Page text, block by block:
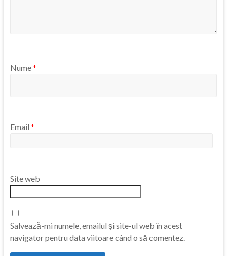
Nume*
Email *
Site web
Salvează-mi numele, emailul și site-ul web în acest
navigator pentru data viitoare când o să comentez.